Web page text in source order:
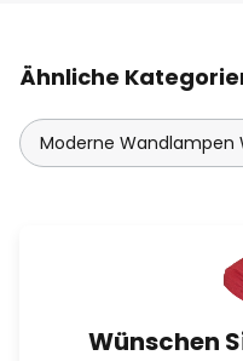
Ähnliche
Moderne Wandlampen
Wünschen